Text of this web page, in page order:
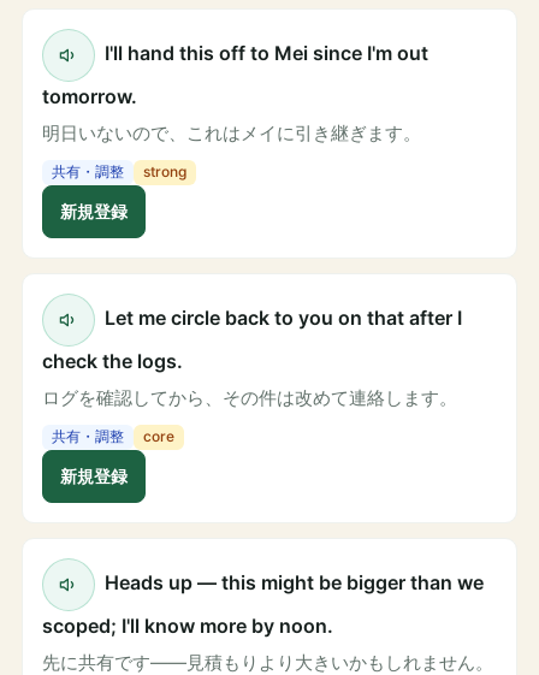
I'll hand this off to Mei since I'm out
tomorrow.
明日いないので、これはメイに引き継ぎます。
共有・調整 strong
新規登録
Let me circle back to you on that after I
check the logs.
ログを確認してから、その件は改めて連絡します。
共有・調整 core
新規登録
Heads up — this might be bigger than we
scoped; I'll know more by noon.
先に共有です——見積もりより大きいかもしれません。